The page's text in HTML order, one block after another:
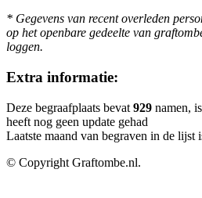
* Gegevens van recent overleden
op het openbare gedeelte van
loggen.
Extra informatie:
Deze begraafplaats bevat 929 namen,
heeft nog geen update gehad
Laatste maand van begraven in de lijst
© Copyright Graftombe.nl.